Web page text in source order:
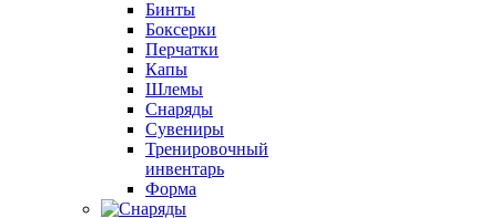
Бинты
Боксерки
Перчатки
Капы
Шлемы
Снаряды
Сувениры
Тренировочный
инвентарь
Форма